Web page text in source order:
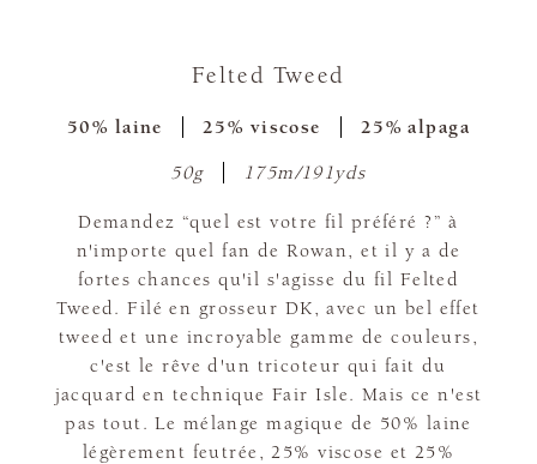
Felted Tweed
50% laine 25% viscose 25% alpaga
50g 175m/191yds
Demandez “quel est votre fil préféré ?” à
n'importe quel fan de Rowan, et il y a de
fortes chances qu'il s'agisse du fil Felted
Tweed. Filé en grosseur DK, avec un bel effet
tweed et une incroyable gamme de couleurs,
c'est le rêve d'un tricoteur qui fait du
jacquard en technique Fair Isle. Mais ce n'est
pas tout. Le mélange magique de 50% laine
légèrement feutrée, 25% viscose et 25%